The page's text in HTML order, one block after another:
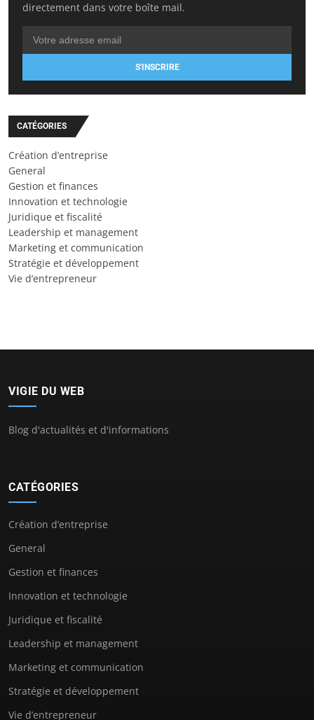
directement dans votre boîte mail.
S'INSCRIRE
CATÉGORIES
Création d’entreprise
General
Gestion et finances
Innovation et technologie
Juridique et fiscalité
Leadership et management
Marketing et communication
Stratégie et développement
Vie d’entrepreneur
VIGIE DU WEB
Blog d'actualités et d'informations
CATÉGORIES
Création d’entreprise
General
Gestion et finances
Innovation et technologie
Juridique et fiscalité
Leadership et management
Marketing et communication
Stratégie et développement
Vie d’entrepreneur